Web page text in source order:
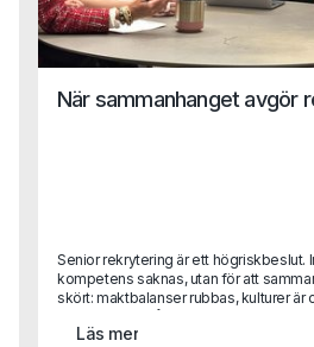
När sammanhanget avgör
Senior rekrytering är ett högriskbeslut.
kompetens saknas, utan för att
skört: maktbalanser rubbas, kulturer är
konkreta lärdomar från uppdrag där
Läs mer